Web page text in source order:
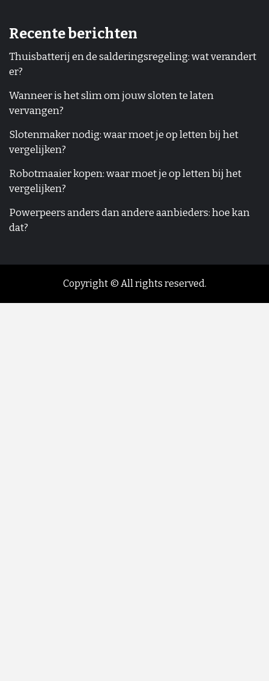
Recente berichten
Thuisbatterij en de salderingsregeling: wat verandert
er?
Wanneer is het slim om jouw sloten te laten
vervangen?
Slotenmaker nodig: waar moet je op letten bij het
vergelijken?
Robotmaaier kopen: waar moet je op letten bij het
vergelijken?
Powerpeers anders dan andere aanbieders: hoe kan
dat?
Copyright © All rights reserved.